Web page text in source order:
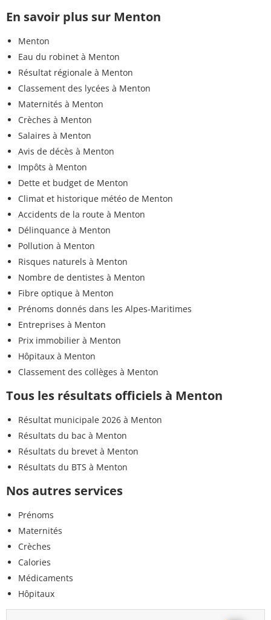
En savoir plus sur Menton
Menton
Eau du robinet à Menton
Résultat régionale à Menton
Classement des lycées à Menton
Maternités à Menton
Crèches à Menton
Salaires à Menton
Avis de décès à Menton
Impôts à Menton
Dette et budget de Menton
Climat et historique météo de Menton
Accidents de la route à Menton
Délinquance à Menton
Pollution à Menton
Risques naturels à Menton
Nombre de dentistes à Menton
Fibre optique à Menton
Prénoms donnés dans les Alpes-Maritimes
Entreprises à Menton
Prix immobilier à Menton
Hôpitaux à Menton
Classement des collèges à Menton
Tous les résultats officiels à Menton
Résultat municipale 2026 à Menton
Résultats du bac à Menton
Résultats du brevet à Menton
Résultats du BTS à Menton
Nos autres services
Prénoms
Maternités
Crèches
Calories
Médicaments
Hôpitaux